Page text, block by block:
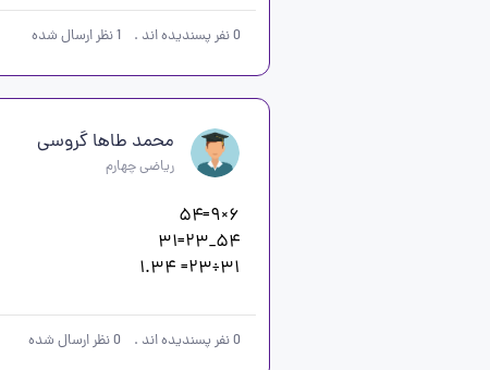
0نفر پسندیده اند .
1نظر ارسال شده
محمد طاها گروسی
ریاضی چهارم
۳۱÷۲۳= ۱.۳۴
0نفر پسندیده اند .
0نظر ارسال شده